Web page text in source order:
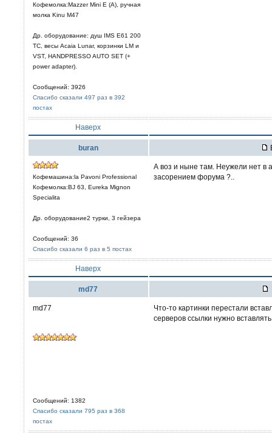
Кофемолка:Mazzer Mini E (A), ручная
молка Kinu M47
Др. оборудование: душ IMS E61 200
TC, весы Acaia Lunar, корзинки LM и
VST, HANDPRESSO AUTO SET (+
power adapter).
Сообщений: 3926
Спасибо сказали 497 раз в 392
постах
Наверх
buran
Кофемашина:la Pavoni Professional
Кофемолка:BJ 63, Eureka Mignon
Specialita
Др. оборудование2 турки, 3 гейзера
Сообщений: 36
Спасибо сказали 6 раз в 5 постах
А воз и ныне там. Неужели нет в
засорением форума ?..
Наверх
md77
md77
Сообщений: 1382
Спасибо сказали 795 раз в 368
постах
Что-то картинки перестали
серверов ссылки нужно